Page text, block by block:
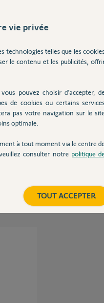
vie privée
technologies telles que les
le contenu et les publicités,
pouvez choisir d’accepter,
de cookies ou certains
pas votre navigation sur le
optimale.
à tout moment via le centre
consulter notre politique
TOUT ACCEPTER